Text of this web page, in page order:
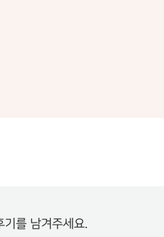
기를 남겨주세요.